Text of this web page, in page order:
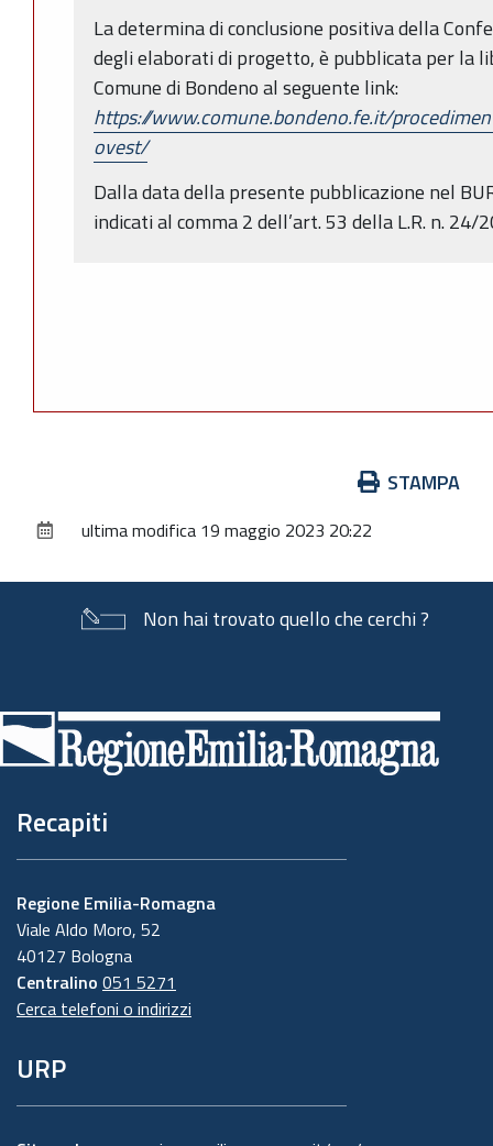
La determina di conclusione positiva della
degli elaborati di progetto, è pubblicata per la
Comune di Bondeno al seguente link:
https://www.comune.bondeno.fe.it/
ovest/
Dalla data della presente pubblicazione nel
indicati al comma 2 dell’art. 53 della L.R. n. 24/
documento
STAMPA
ultima modifica 19 maggio 2023 20:22
Non hai trovato quello che cerchi ?
di
pagina
Recapiti
Regione Emilia-Romagna
Viale Aldo Moro, 52
40127 Bologna
Centralino 051 5271
Cerca telefoni o indirizzi
URP